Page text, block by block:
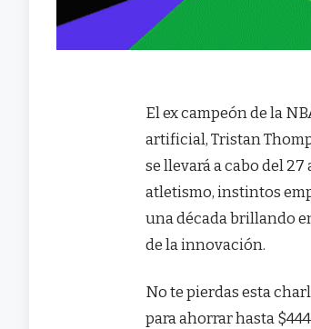
El ex campeón de la
artificial, Tristan
se llevará a cabo del
atletismo, instintos
una década brillando
de la innovación.
No te pierdas esta
para ahorrar hasta